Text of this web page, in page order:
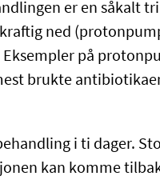
er en såkalt
ned
på
brukte
i ti dager.
kan komme